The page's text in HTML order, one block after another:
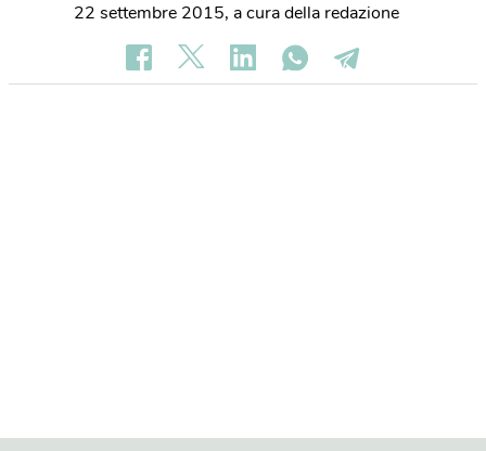
22 settembre 2015, a cura della redazione